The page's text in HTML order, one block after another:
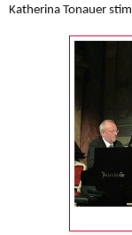
Katherina Tonauer